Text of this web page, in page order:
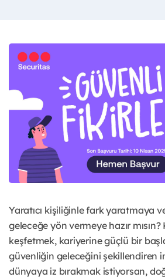
Yaratıcı kişiliğinle fark yaratmaya
geleceğe yön vermeye hazır
keşfetmek, kariyerine güçlü bir
güvenliğin geleceğini şekillendiren
dünyaya iz bırakmak istiyorsan,